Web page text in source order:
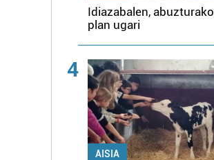
Idiazabalen, abuzturako
plan ugari
4
AISIA